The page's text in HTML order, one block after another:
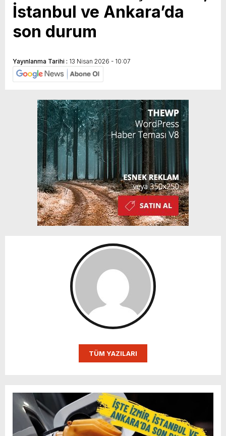
İstanbul ve Ankara’da
son durum
Yayınlanma Tarihi : 13 Nisan 2026 - 10:07
TÜM YAZILARI